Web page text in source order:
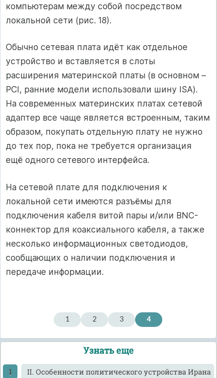
компьютерам между собой посредством
локальной сети (рис. 18).
Обычно сетевая плата идёт как отдельное
устройство и вставляется в слоты
расширения материнской платы (в основном –
PCI, ранние модели использовали шину ISA).
На современных материнских платах сетевой
адаптер все чаще является встроенным, таким
образом, покупать отдельную плату не нужно
до тех пор, пока не требуется организация
ещё одного сетевого интерфейса.
На сетевой плате для подключения к
локальной сети имеются разъёмы для
подключения кабеля витой пары и/или BNC-
коннектор для коаксиального кабеля, а также
несколько информационных светодиодов,
сообщающих о наличии подключения и
передаче информации.
1 2 3 4
Узнать еще
II. Особенности политического устройства Ирана